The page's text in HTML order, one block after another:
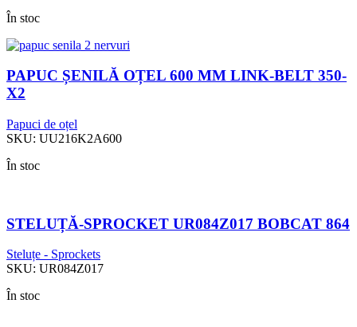
În stoc
PAPUC ȘENILĂ OȚEL 600 MM LINK-BELT 350-
X2
Papuci de oțel
SKU: UU216K2A600
În stoc
STELUȚĂ-SPROCKET UR084Z017 BOBCAT 864
Steluțe - Sprockets
SKU: UR084Z017
În stoc